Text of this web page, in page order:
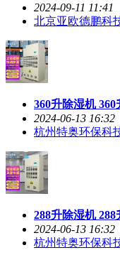
2024-09-11 11:41
北京亚欧德鹏科
360升除湿机
2024-06-13 16:32
杭州特奥环保科
288升除湿机
2024-06-13 16:32
杭州特奥环保科